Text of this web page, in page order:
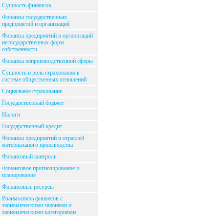
Сущность финансов
Финансы государственных
предприятий и организаций
Финансы предприятий и организаций
негосударственных форм
собственности
Финансы непроизводственной сферы
Сущность и роль страхования в
системе общественных отношений
Социальное страхование
Государственный бюджет
Налоги
Государственный кредит
Финансы предприятий и отраслей
материального производства
Финансовый контроль
Финансовое прогнозирование и
планирование
Финансовые ресурсы
Взаимосвязь финансов с
экономическими законами и
экономическими категориями